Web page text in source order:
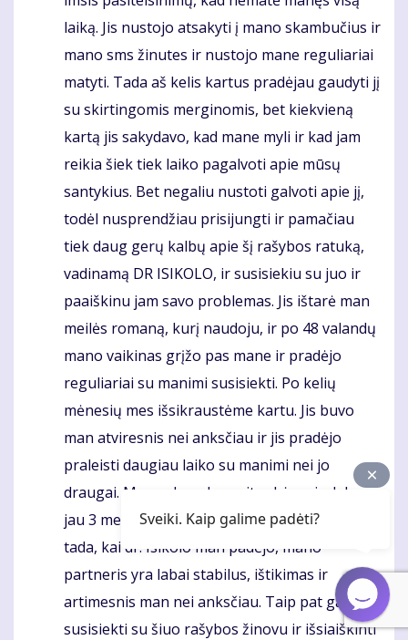
laiką. Jis nustojo atsakyti į mano skambučius ir
mano sms žinutes ir nustojo mane reguliariai
matyti. Tada aš kelis kartus pradėjau gaudyti jį
su skirtingomis merginomis, bet kiekvieną
kartą jis sakydavo, kad mane myli ir kad jam
reikia šiek tiek laiko pagalvoti apie mūsų
santykius. Bet negaliu nustoti galvoti apie jį,
todėl nusprendžiau prisijungti ir pamačiau
tiek daug gerų kalbų apie šį rašybos ratuką,
vadinamą DR ISIKOLO, ir susisiekiu su juo ir
paaiškinu jam savo problemas. Jis ištarė man
meilės romaną, kurį naudoju, ir po 48 valandų
mano vaikinas grįžo pas mane ir pradėjo
reguliariai su manimi susisiekti. Po kelių
mėnesių mes išsikraustėme kartu. Jis buvo
man atviresnis nei anksčiau ir jis pradėjo
praleisti daugiau laiko su manimi nei jo
draugai. Mes galų gale susituokėme ir dabar
jau 3 metus laimingai vedome su sūnumi. Nuo
tada, kai dr. Isikolo man padėjo, mano
partneris yra labai stabilus, ištikimas ir
artimesnis man nei anksčiau. Taip pat galite
susisiekti su šiuo rašybos žinovu ir išsiaiškinti
Sveiki. Kaip galime padėti?